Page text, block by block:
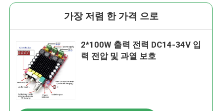
가장 저렴 한 가격 으로
2*100W 출력 전력 DC14-34V 입
력 전압 및 과열 보호